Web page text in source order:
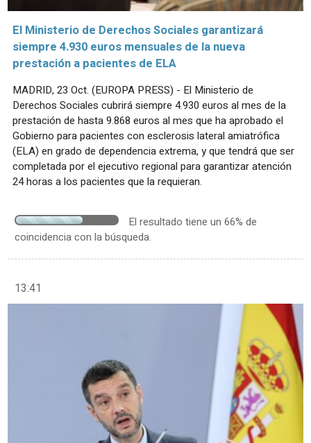
El Ministerio de Derechos Sociales garantizará
siempre 4.930 euros mensuales de la nueva
prestación a pacientes de ELA
MADRID, 23 Oct. (EUROPA PRESS) - El Ministerio de
Derechos Sociales cubrirá siempre 4.930 euros al mes de la
prestación de hasta 9.868 euros al mes que ha aprobado el
Gobierno para pacientes con esclerosis lateral amiatrófica
(ELA) en grado de dependencia extrema, y que tendrá que ser
completada por el ejecutivo regional para garantizar atención
24 horas a los pacientes que la requieran.
El resultado tiene un 66% de
coincidencia con la búsqueda.
13:41